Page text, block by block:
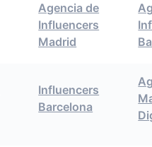
Agencia de
Influencers
Madrid
Influencers
Barcelona